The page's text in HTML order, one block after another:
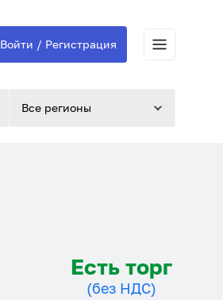
Войти / Регистрация
Все регионы
Есть торг
(без НДС)